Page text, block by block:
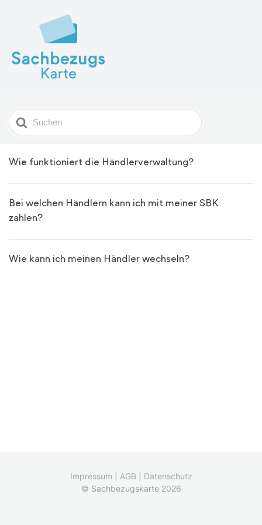
Search
For
Wie funktioniert die Händlerverwaltung?
Bei welchen Händlern kann ich mit meiner SBK
zahlen?
Wie kann ich meinen Händler wechseln?
Impressum AGB
Datenschutz
© Sachbezugskarte 2026